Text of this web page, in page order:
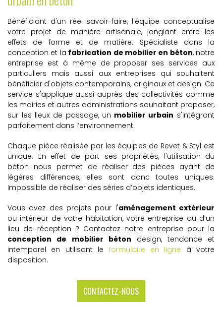
Bénéficiant d'un réel savoir-faire, l'équipe conceptualise
votre projet de manière artisanale, jonglant entre les
effets de forme et de matière. Spécialiste dans la
conception et la fabrication de mobilier en béton, notre
entreprise est à même de proposer ses services aux
particuliers mais aussi aux entreprises qui souhaitent
bénéficier d'objets contemporains, originaux et design. Ce
service s'applique aussi auprès des collectivités comme
les mairies et autres administrations souhaitant proposer,
sur les lieux de passage, un mobilier urbain s'intégrant
parfaitement dans l’environnement.
Chaque pièce réalisée par les équipes de Revet & Styl est
unique. En effet de part ses propriétés, l'utilisation du
béton nous permet de réaliser des pièces ayant de
légères différences, elles sont donc toutes uniques.
Impossible de réaliser des séries d’objets identiques.
Vous avez des projets pour l'aménagement extérieur
ou intérieur de votre habitation, votre entreprise ou d’un
lieu de réception ? Contactez notre entreprise pour la
conception de
mobilier béton design, tendance et
intemporel en utilisant le formulaire en ligne à votre
disposition.
CONTACTEZ-NOUS